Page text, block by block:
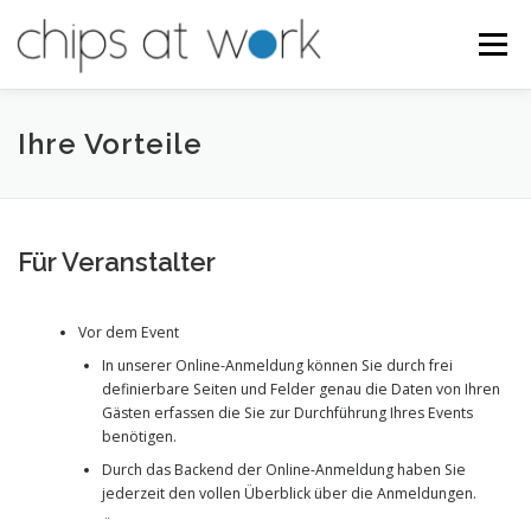
Inhalt
springen
Menü
HOME UNTERNEHMEN
Ihre Vorteile
Für Veranstalter
Vor dem Event
In unserer Online-Anmeldung können Sie durch frei
definierbare Seiten und Felder genau die Daten von Ihren
Gästen erfassen die Sie zur Durchführung Ihres Events
benötigen.
Durch das Backend der Online-Anmeldung haben Sie
jederzeit den vollen Überblick über die Anmeldungen.